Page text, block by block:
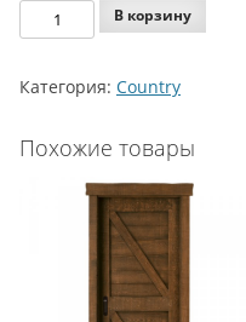
Количество
Legnoform
Model
23
В корзину
Категория: Country
Похожие товары